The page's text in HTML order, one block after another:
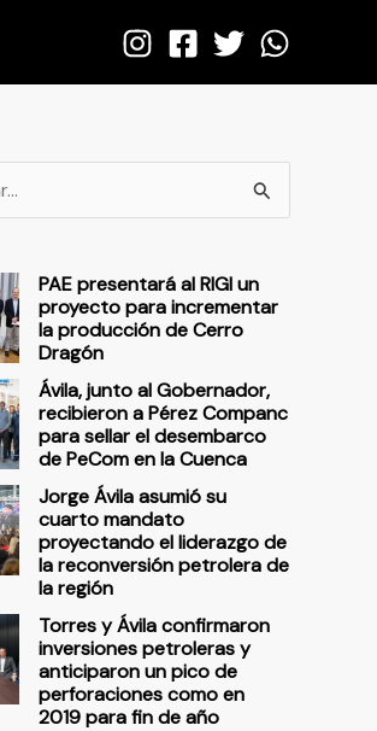
PAE presentará al RIGI un
proyecto para incrementar
la producción de Cerro
Dragón
Ávila, junto al Gobernador,
recibieron a Pérez Companc
para sellar el desembarco
de PeCom en la Cuenca
Jorge Ávila asumió su
cuarto mandato
proyectando el liderazgo de
la reconversión petrolera de
la región
Torres y Ávila confirmaron
inversiones petroleras y
anticiparon un pico de
perforaciones como en
2019 para fin de año